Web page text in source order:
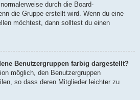
durch die Board-
die Gruppe erstellt wird. Wenn du eine
möchtest, dann solltest du einen
Benutzergruppen farbig dargestellt?
möglich, den Benutzergruppen
so dass deren Mitglieder leichter zu